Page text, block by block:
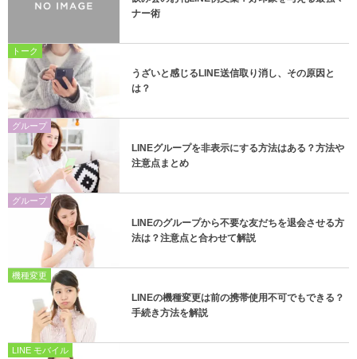
ナー術
トーク
うざいと感じるLINE送信取り消し、その原因と
は？
グループ
LINEグループを非表示にする方法はある？方法や
注意点まとめ
グループ
LINEのグループから不要な友だちを退会させる方
法は？注意点と合わせて解説
機種変更
LINEの機種変更は前の携帯使用不可でもできる？
手続き方法を解説
LINE モバイル